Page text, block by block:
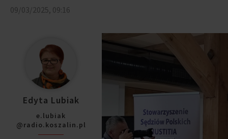
09/03/2025, 09:16
Edyta Lubiak
e.lubiak
@radio.koszalin.pl